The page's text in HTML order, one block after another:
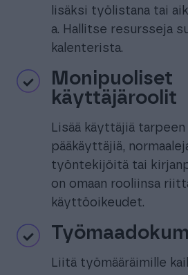
lisäksi työlistana tai
a. Hallitse resursseja
kalenterista.
Monipuoliset
käyttäjäroolit
Lisää käyttäjiä tarpeen
pääkäyttäjiä,
työntekijöitä tai
on omaan rooliinsa
käyttöoikeudet.
Liitä työmääräimille